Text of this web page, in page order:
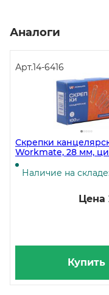
Аналоги
Арт.14-6416
Скрепки
Workmate, 28 мм,
покрытие, 100 штук в
Наличие на
Цена
Купить